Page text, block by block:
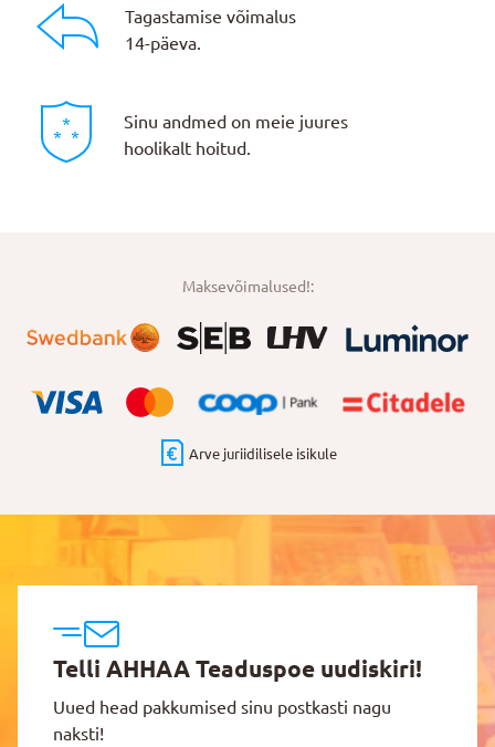
Tagastamise võimalus
14-päeva.
Sinu andmed on meie juures
hoolikalt hoitud.
Maksevõimalused!:
Arve juriidilisele isikule
Telli AHHAA Teaduspoe uudiskiri!
Uued head pakkumised sinu postkasti nagu
naksti!